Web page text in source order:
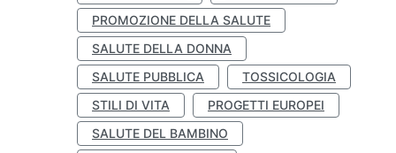
PROMOZIONE DELLA SALUTE
SALUTE DELLA DONNA
SALUTE PUBBLICA
TOSSICOLOGIA
STILI DI VITA
PROGETTI EUROPEI
SALUTE DEL BAMBINO